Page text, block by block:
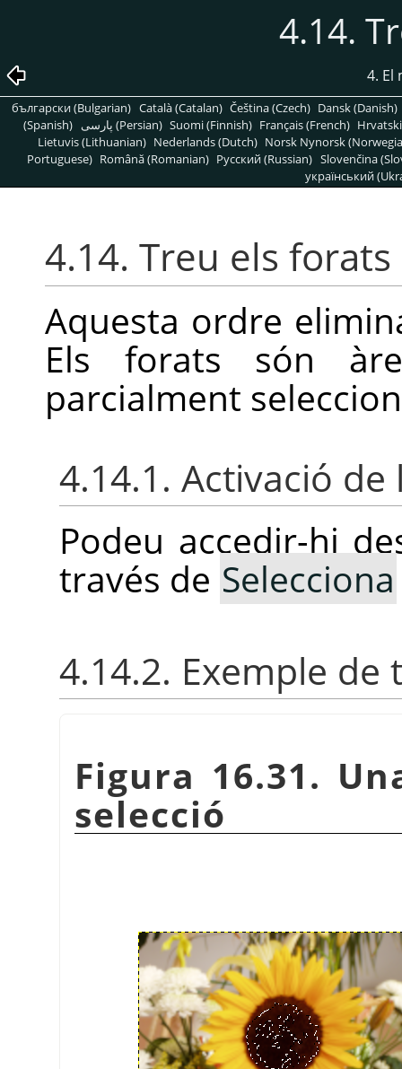
4.14.
4. El
български (Bulgarian) Català (Catalan) Čeština (Czech) Dansk (Danish)
(Spanish)
پارسی (Persian) Suomi (Finnish) Français (French)
Lietuvis (Lithuanian) Nederlands (Dutch) Norsk Nynorsk
Portuguese) Română (Romanian) Pусский (Russian) Slovenčina
український
4.14. Treu els forats
Aquesta ordre
Els forats són
parcialment
4.14.1. Activació
Podeu accedir-hi
través de Selecciona
4.14.2. Exemple
Figura 16.31.
selecció